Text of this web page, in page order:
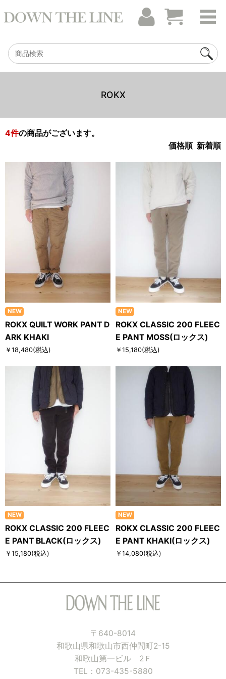
ROKX
4件の商品がございます。
価格順 新着順
NEW
ROKX QUILT WORK PANT D
ARK KHAKI
￥18,480(税込)
NEW
ROKX CLASSIC 200 FLEEC
E PANT MOSS(ロックス)
￥15,180(税込)
NEW
ROKX CLASSIC 200 FLEEC
E PANT BLACK(ロックス)
￥15,180(税込)
NEW
ROKX CLASSIC 200 FLEEC
E PANT KHAKI(ロックス)
￥14,080(税込)
〒640-8014
和歌山県和歌山市西仲間町2-15
和歌山第一ビル 2Ｆ
TEL：073-435-5880